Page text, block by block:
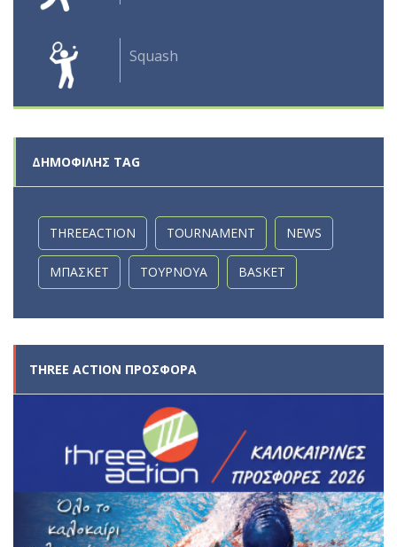
Squash
ΔΗΜΟΦΙΛΉΣ TAG
THREEACTION TOURNAMENT NEWS
ΜΠΆΣΚΕΤ ΤΟΥΡΝΟΥΆ BASKET
THREE ACTION ΠΡΟΣΦΟΡΑ